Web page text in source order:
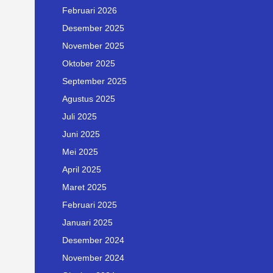
Februari 2026
Desember 2025
November 2025
Oktober 2025
September 2025
Agustus 2025
Juli 2025
Juni 2025
Mei 2025
April 2025
Maret 2025
Februari 2025
Januari 2025
Desember 2024
November 2024